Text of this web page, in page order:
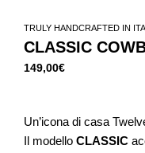
TRULY HANDCRAFTED IN
CLASSIC
149,00€
Un’icona di casa
Il modello CLASSIC